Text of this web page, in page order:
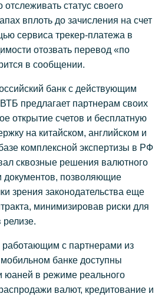
статус своего
вплоть до зачисления на счет
сервиса трекер-платежа в
отозвать перевод «по
в сообщении.
банк с действующим
предлагает партнерам своих
открытие счетов и бесплатную
на китайском, английском и
комплексной экспертизы в РФ
сквозные решения валютного
документов, позволяющие
зрения законодательства еще
минимизировав риски для
релизе.
с партнерами из
мобильном банке доступны
юаней в режиме реального
валют, кредитование и